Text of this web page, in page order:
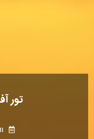
تور
۱۱ شب و ۱۲ روز